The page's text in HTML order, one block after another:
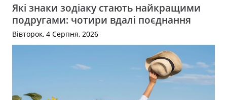
Які знаки зодіаку стають найкращими
подругами: чотири вдалі поєднання
Вівторок, 4 Серпня, 2026